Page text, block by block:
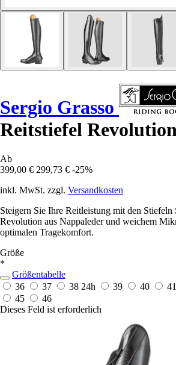
Sergio Grasso
Reitstiefel
Ab
399,00 € 299,73 € -25%
inkl. MwSt. zzgl. Versandkosten
Steigern Sie Ihre Reitleistung mit den Stiefeln
Revolution aus Nappaleder und weichem
optimalen Tragekomfort.
Größe
*
Größentabelle
36
37 38 24h 39 40 41
45
46
Dieses Feld ist erforderlich